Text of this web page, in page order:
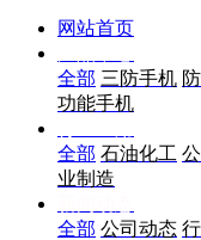
网站首页
全部 三防手机
功能手机
全部 石油化工
业制造
全部 公司动态